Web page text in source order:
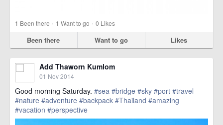
1 Been there · 1 Want to go · 0 Likes
Been there Want to go Likes
Add Thaworn Kumlom
01 Nov 2014
Good morning Saturday. #sea #bridge #sky #port #travel
#nature #adventure #backpack #Thailand #amazing
#vacation #perspective
href=https://m.thetrippacker.com/en/image/location/135292>